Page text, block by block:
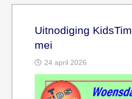
Uitnodiging
mei
24 april 2026